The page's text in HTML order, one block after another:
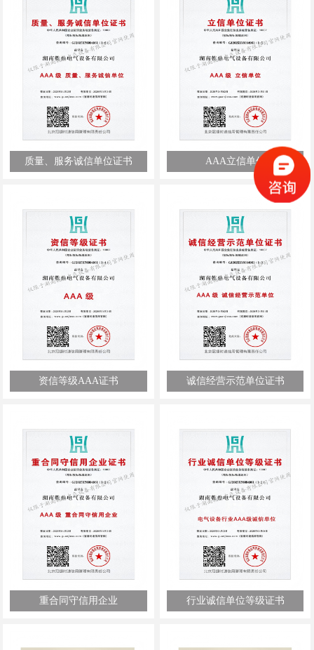
质量、服务诚信单位证书 AAA立信单位
资信等级AAA证书 诚信经营示范单位证书
重合同守信用企业 行业诚信单位等级证书